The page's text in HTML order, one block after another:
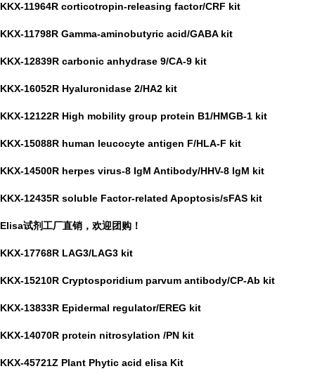
KKX-11964R corticotropin-releasing factor/CRF kit
KKX-11798R Gamma-aminobutyric acid/GABA kit
KKX-12839R carbonic anhydrase 9/CA-9 kit
KKX-16052R Hyaluronidase 2/HA2 kit
KKX-12122R High mobility group protein B1/HMGB-1 kit
KKX-15088R human leucocyte antigen F/HLA-F kit
KKX-14500R herpes virus-8 IgM Antibody/HHV-8 IgM kit
KKX-12435R soluble Factor-related Apoptosis/sFAS kit
Elisa试剂工厂直销，欢迎团购！
KKX-17768R LAG3/LAG3 kit
KKX-15210R Cryptosporidium parvum antibody/CP-Ab kit
KKX-13833R Epidermal regulator/EREG kit
KKX-14070R protein nitrosylation /PN kit
KKX-45721Z Plant Phytic acid elisa Kit